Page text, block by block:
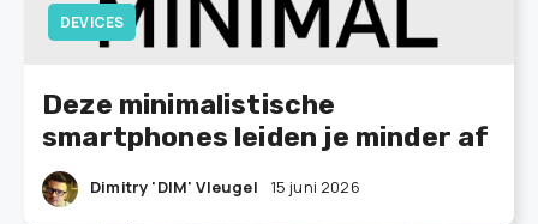
DEVICES
Deze minimalistische
smartphones leiden je minder af
Dimitry 'DIM' Vleugel 15 juni 2026